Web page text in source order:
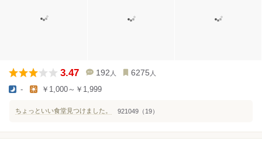
3.47 192 人 6275 人
- ￥1,000～￥1,999
ちょっといい食堂見つけました。 921049（19）